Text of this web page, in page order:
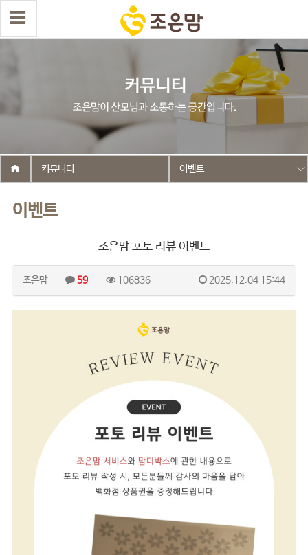
이벤트
커뮤니티 이벤트
조은맘 포토 리뷰 이벤트
조은맘 59 106836 2025.12.04 15:44